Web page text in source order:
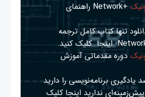
+Network راهنمای
تنها کتاب کامل ترجمه
اینجا کلیک کنید.
دوره مقدماتی آموزش
یادگیری برنامه‌نویسی را دارید
نداریداینجا کلیک